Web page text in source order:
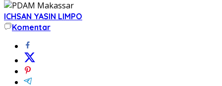
ICHSAN YASIN LIMPO
Komentar